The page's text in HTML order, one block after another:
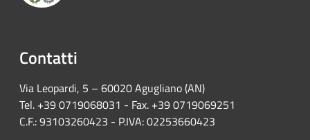
Contatti
Via Leopardi, 5 – 60020 Agugliano (AN)
Tel. +39 0719068031 - Fax. +39 0719069251
C.F.: 93103260423 - P.IVA: 02253660423